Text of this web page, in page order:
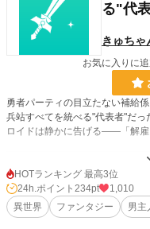
る"代
きゅちゃ
お気に入りに
勇者パーティの目立たない補給
兵站すべてを統べる"代表者"だっ
ロイドは静かに告げる——「解雇
5,759 位 / 228,619
ファンタジー 1,047 位 / 53,261
お気に入り 162
HOTランキング 最高3位
24h.ポイント 234pt
1,010
異世界
ファンタジー 男主